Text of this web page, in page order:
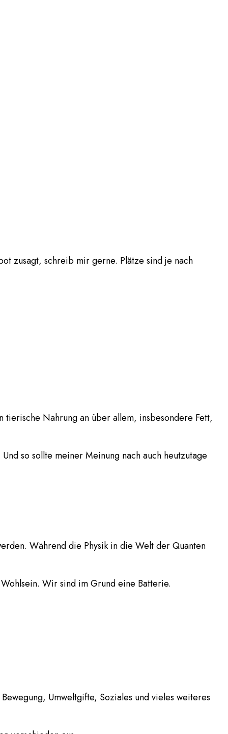
zusagt, schreib mir gerne. Plätze sind je nach
tierische Nahrung an über allem, insbesondere Fett,
so sollte meiner Meinung nach auch heutzutage
Während die Physik in die Welt der Quanten
Wir sind im Grund eine Batterie.
Umweltgifte, Soziales und vieles weiteres